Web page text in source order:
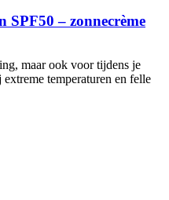
– zonnecrème
maar ook voor tijdens je
temperaturen en felle